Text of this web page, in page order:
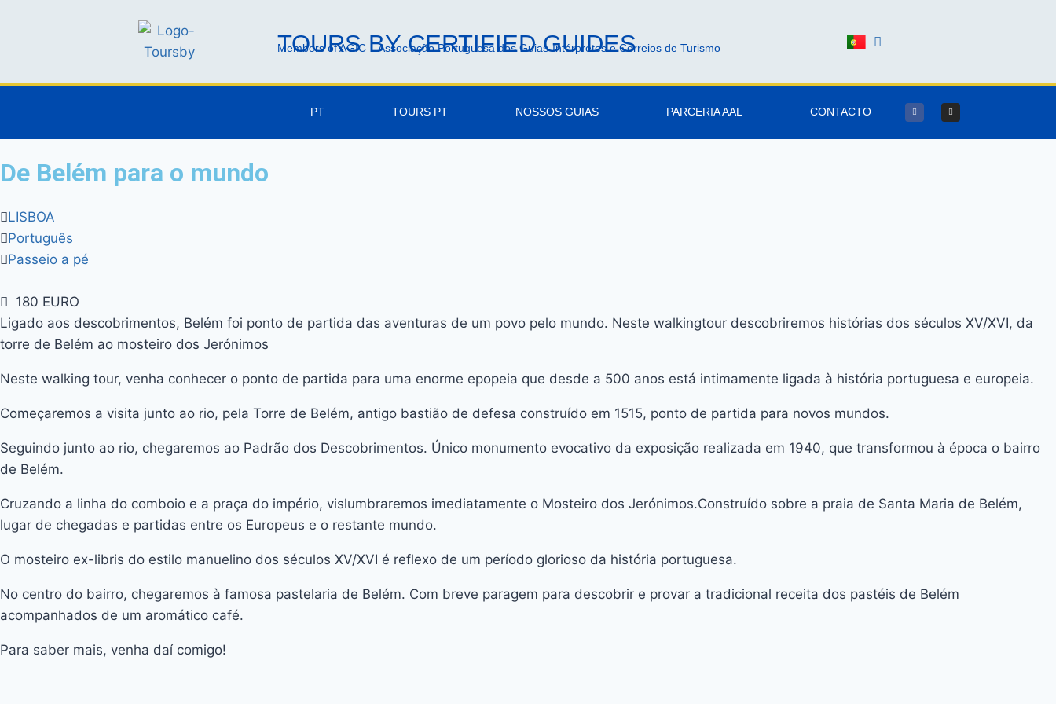
TOURS BY CERTIFIED GUIDES
Members of AGIC – Associação Portuguesa dos Guias-Intérpretes e Correios de Turismo
PT TOURS PT NOSSOS GUIAS PARCERIA AAL CONTACTO
De Belém para o mundo
LISBOA
Português
Passeio a pé
180 EURO
Ligado aos descobrimentos, Belém foi ponto de partida das aventuras de um povo pelo mundo. Neste walkingtour descobriremos histórias dos séculos XV/XVI, da
torre de Belém ao mosteiro dos Jerónimos
Neste walking tour, venha conhecer o ponto de partida para uma enorme epopeia que desde a 500 anos está intimamente ligada à história portuguesa e europeia.
Começaremos a visita junto ao rio, pela Torre de Belém, antigo bastião de defesa construído em 1515, ponto de partida para novos mundos.
Seguindo junto ao rio, chegaremos ao Padrão dos Descobrimentos. Único monumento evocativo da exposição realizada em 1940, que transformou à época o bairro
de Belém.
Cruzando a linha do comboio e a praça do império, vislumbraremos imediatamente o Mosteiro dos Jerónimos.Construído sobre a praia de Santa Maria de Belém,
lugar de chegadas e partidas entre os Europeus e o restante mundo.
O mosteiro ex-libris do estilo manuelino dos séculos XV/XVI é reflexo de um período glorioso da história portuguesa.
No centro do bairro, chegaremos à famosa pastelaria de Belém. Com breve paragem para descobrir e provar a tradicional receita dos pastéis de Belém
acompanhados de um aromático café.
Para saber mais, venha daí comigo!